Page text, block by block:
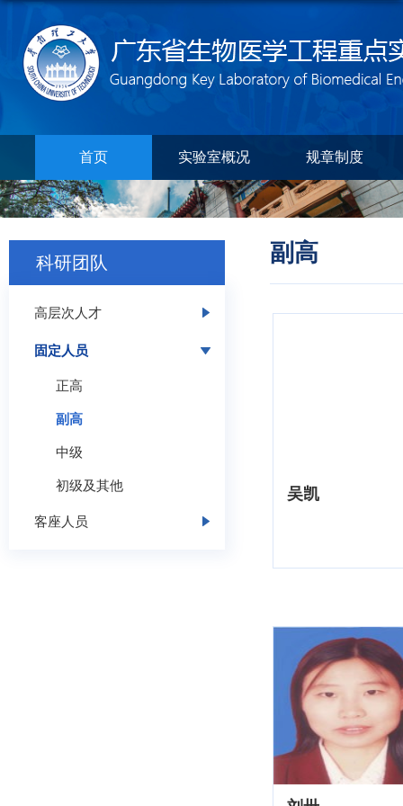
首页 实验室概况 规章制度
科研团队
高层次人才
固定人员
正高
副高
中级
初级及其他
客座人员
副高
吴凯